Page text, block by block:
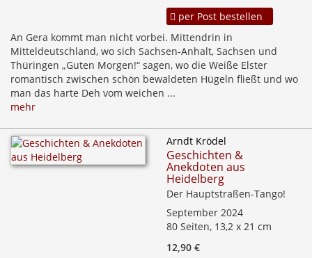
per Post bestellen
An Gera kommt man nicht vorbei. Mittendrin in
Mitteldeutschland, wo sich Sachsen-Anhalt, Sachsen und
Thüringen „Guten Morgen!“ sagen, wo die Weiße Elster
romantisch zwischen schön bewaldeten Hügeln fließt und wo
man das harte Deh vom weichen ...
mehr
Arndt Krödel
Geschichten &
Anekdoten aus
Heidelberg
Der Hauptstraßen-Tango!
September 2024
80 Seiten, 13,2 x 21 cm
12,90 €